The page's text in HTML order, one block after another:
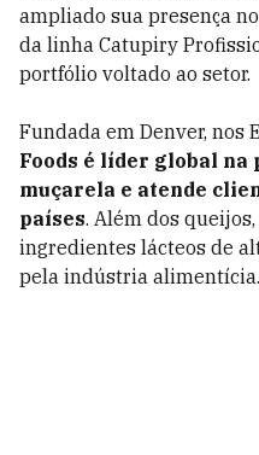
ampliado sua presença
da linha Catupiry
portfólio voltado ao setor.
Fundada em Denver, nos
Foods é líder global na
muçarela e atende
países. Além dos
ingredientes lácteos de
pela indústria alimentícia.